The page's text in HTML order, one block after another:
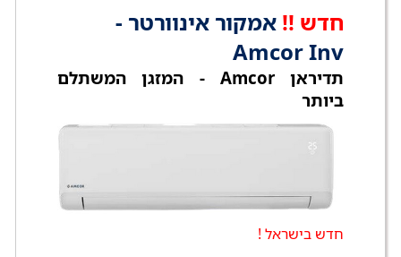
חדש !! אמקור אינוורטר -
Amcor Inv
תדיראן Amcor - המזגן המשתלם
ביותר
חדש בישראל !